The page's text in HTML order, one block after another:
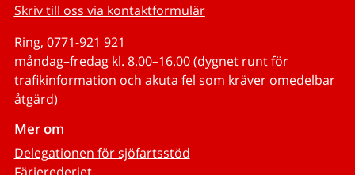
Skriv till oss via kontaktformulär
Ring, 0771-921 921
måndag–fredag kl. 8.00–16.00 (dygnet runt för
trafikinformation och akuta fel som kräver omedelbar
åtgärd)
Mer om
Delegationen för sjöfartsstöd